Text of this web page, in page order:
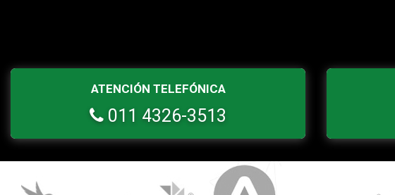
ATENCIÓN TELEFÓNICA
011 4326-3513